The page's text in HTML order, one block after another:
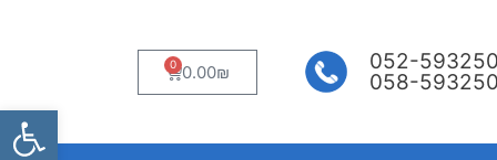
052-
058-
0.00₪
0
עגלת
קניות